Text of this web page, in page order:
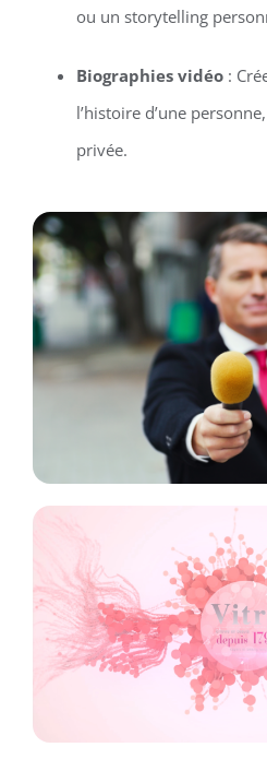
ou un storytelling
Biographies vidéo:
l’histoire d’une
privée.